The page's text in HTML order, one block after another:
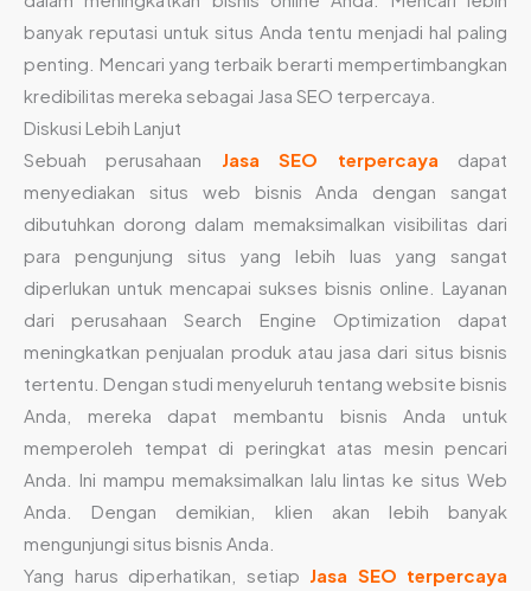
banyak reputasi untuk situs Anda tentu menjadi hal paling
penting. Mencari yang terbaik berarti mempertimbangkan
kredibilitas mereka sebagai Jasa SEO terpercaya.
Diskusi Lebih Lanjut
Sebuah perusahaan Jasa SEO terpercaya dapat
menyediakan situs web bisnis Anda dengan sangat
dibutuhkan dorong dalam memaksimalkan visibilitas dari
para pengunjung situs yang lebih luas yang sangat
diperlukan untuk mencapai sukses bisnis online. Layanan
dari perusahaan Search Engine Optimization dapat
meningkatkan penjualan produk atau jasa dari situs bisnis
tertentu. Dengan studi menyeluruh tentang website bisnis
Anda, mereka dapat membantu bisnis Anda untuk
memperoleh tempat di peringkat atas mesin pencari
Anda. Ini mampu memaksimalkan lalu lintas ke situs Web
Anda. Dengan demikian, klien akan lebih banyak
mengunjungi situs bisnis Anda.
Yang harus diperhatikan, setiap Jasa SEO terpercaya